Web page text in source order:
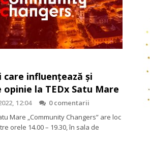
influențează și
la TEDx Satu Mare
12:04
0 comentarii
Mare „Community Changers” are loc
orele 14.00 – 19.30, în sala de